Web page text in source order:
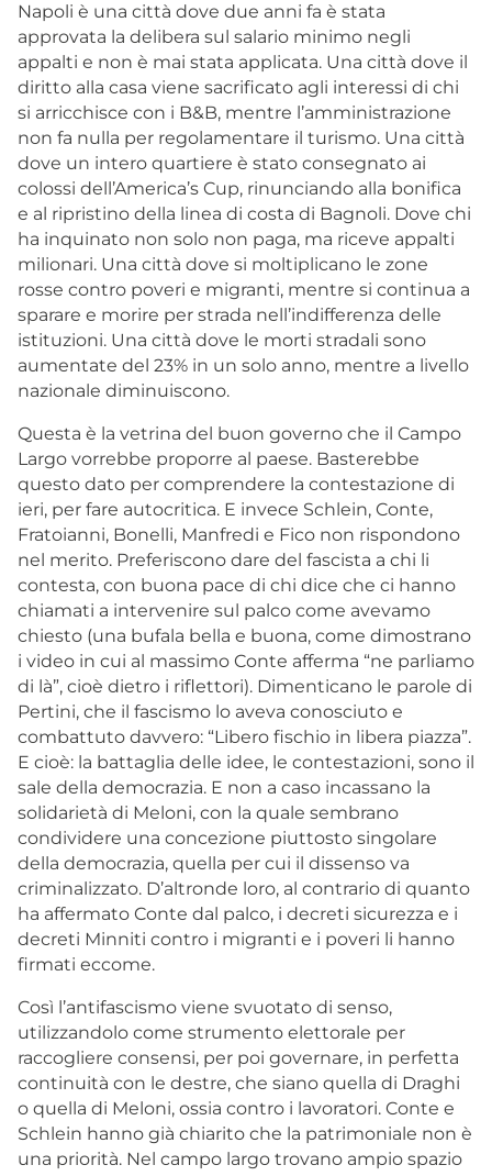
Napoli è una città dove due anni fa è stata
approvata la delibera sul salario minimo negli
appalti e non è mai stata applicata. Una città dove il
diritto alla casa viene sacrificato agli interessi di chi
si arricchisce con i B&B, mentre l’amministrazione
non fa nulla per regolamentare il turismo. Una città
dove un intero quartiere è stato consegnato ai
colossi dell’America’s Cup, rinunciando alla bonifica
e al ripristino della linea di costa di Bagnoli. Dove chi
ha inquinato non solo non paga, ma riceve appalti
milionari. Una città dove si moltiplicano le zone
rosse contro poveri e migranti, mentre si continua a
sparare e morire per strada nell’indifferenza delle
istituzioni. Una città dove le morti stradali sono
aumentate del 23% in un solo anno, mentre a livello
nazionale diminuiscono.
Questa è la vetrina del buon governo che il Campo
Largo vorrebbe proporre al paese. Basterebbe
questo dato per comprendere la contestazione di
ieri, per fare autocritica. E invece Schlein, Conte,
Fratoianni, Bonelli, Manfredi e Fico non rispondono
nel merito. Preferiscono dare del fascista a chi li
contesta, con buona pace di chi dice che ci hanno
chiamati a intervenire sul palco come avevamo
chiesto (una bufala bella e buona, come dimostrano
i video in cui al massimo Conte afferma “ne parliamo
di là”, cioè dietro i riflettori). Dimenticano le parole di
Pertini, che il fascismo lo aveva conosciuto e
combattuto davvero: “Libero fischio in libera piazza”.
E cioè: la battaglia delle idee, le contestazioni, sono il
sale della democrazia. E non a caso incassano la
solidarietà di Meloni, con la quale sembrano
condividere una concezione piuttosto singolare
della democrazia, quella per cui il dissenso va
criminalizzato. D’altronde loro, al contrario di quanto
ha affermato Conte dal palco, i decreti sicurezza e i
decreti Minniti contro i migranti e i poveri li hanno
firmati eccome.
Così l’antifascismo viene svuotato di senso,
utilizzandolo come strumento elettorale per
raccogliere consensi, per poi governare, in perfetta
continuità con le destre, che siano quella di Draghi
o quella di Meloni, ossia contro i lavoratori. Conte e
Schlein hanno già chiarito che la patrimoniale non è
una priorità. Nel campo largo trovano ampio spazio